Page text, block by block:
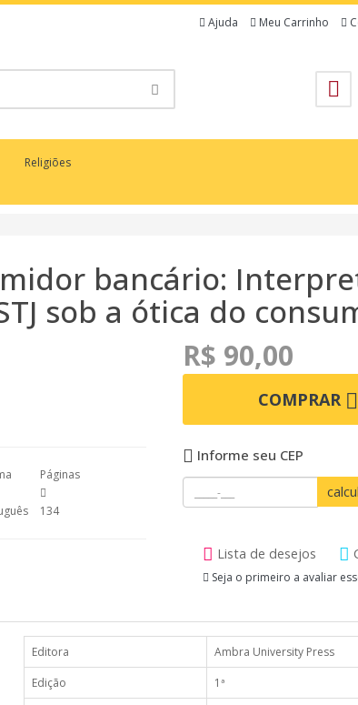
Ajuda Meu Carrinho
Religiões
bancário:
sob a ótica do
Páginas
134
R$ 90,00
COMPRAR
Informe seu CEP
Lista de desejos
Seja o primeiro a avaliar
Editora
Ambra University Press
Edição
1ª